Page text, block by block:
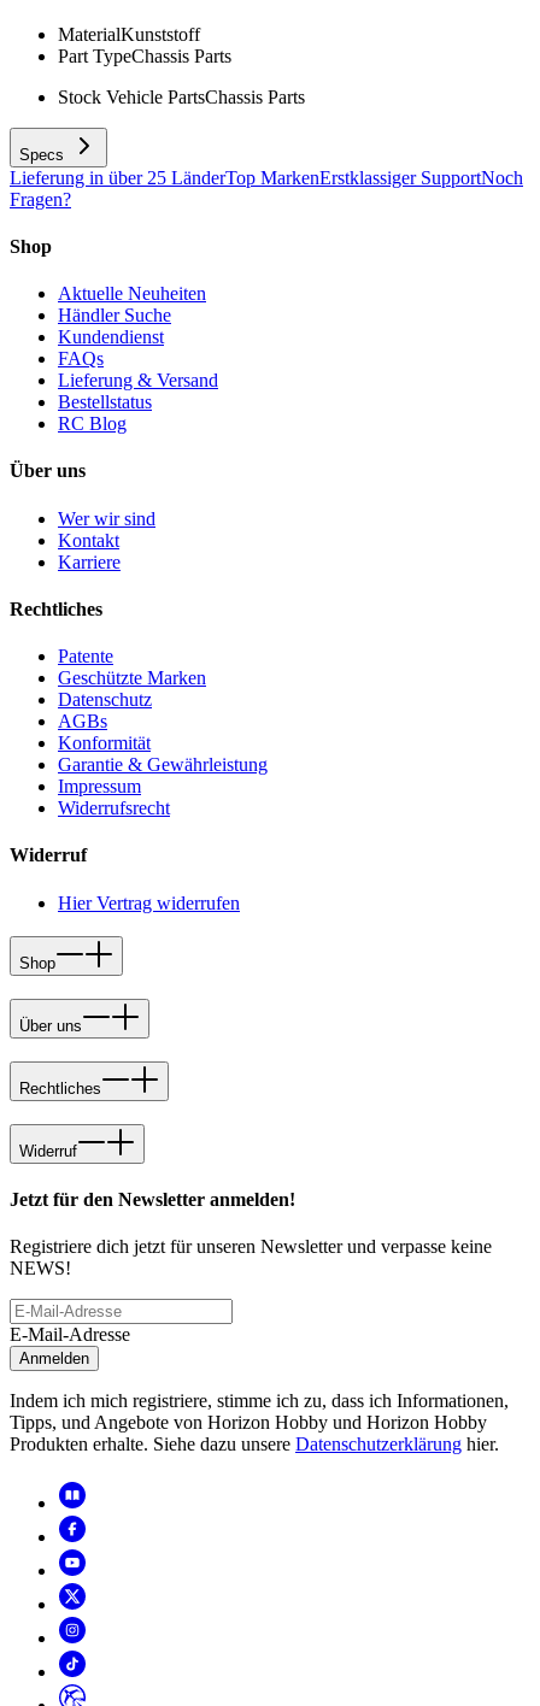
MaterialKunststoff
Part TypeChassis Parts
Stock Vehicle PartsChassis Parts
Specs
Lieferung in über 25 LänderTop MarkenErstklassiger SupportNoch
Fragen?
Shop
Aktuelle Neuheiten
Händler Suche
Kundendienst
FAQs
Lieferung & Versand
Bestellstatus
RC Blog
Über uns
Wer wir sind
Kontakt
Karriere
Rechtliches
Patente
Geschützte Marken
Datenschutz
AGBs
Konformität
Garantie & Gewährleistung
Impressum
Widerrufsrecht
Widerruf
Hier Vertrag widerrufen
Shop
Über uns
Rechtliches
Widerruf
Jetzt für den Newsletter anmelden!
Registriere dich jetzt für unseren Newsletter und verpasse keine
NEWS!
E-Mail-Adresse
Anmelden
Indem ich mich registriere, stimme ich zu, dass ich Informationen,
Tipps, und Angebote von Horizon Hobby und Horizon Hobby
Produkten erhalte. Siehe dazu unsere Datenschutzerklärung hier.